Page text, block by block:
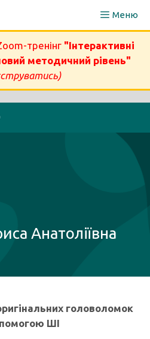
Меню
тренінг "Інтерактивні
методичний рівень"
Анатоліївна
головоломок
ШІ